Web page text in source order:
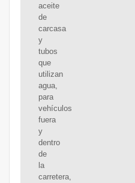
aceite
de
carcasa
y
tubos
que
utilizan
agua,
para
vehículos
fuera
y
dentro
de
la
carretera,